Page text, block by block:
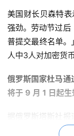
美国财长贝森特
强劲。劳动节过后
普提交最终名单。
人中3人对加密货
俄罗斯国家杜马通
将于 9 月 1 日起生
据俄罗斯塔斯社
入数字卢布的法